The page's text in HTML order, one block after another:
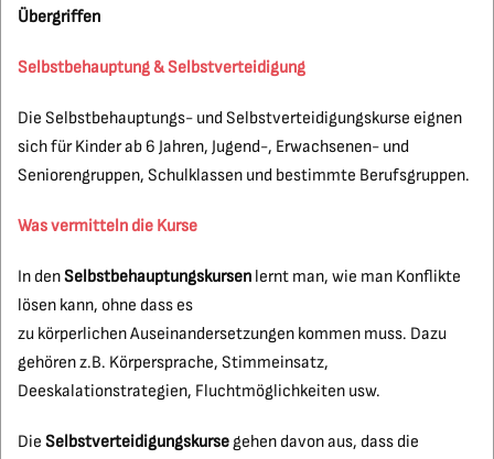
Übergriffen
Selbstbehauptung & Selbstverteidigung
Die Selbstbehauptungs- und Selbstverteidigungskurse eignen
sich für Kinder ab 6 Jahren, Jugend-, Erwachsenen- und
Seniorengruppen, Schulklassen und bestimmte Berufsgruppen.
Was vermitteln die Kurse
In denSelbstbehauptungskursen lernt man, wie man Konflikte
lösen kann, ohne dass es
zu körperlichen Auseinandersetzungen kommen muss. Dazu
gehören z.B. Körpersprache, Stimmeinsatz,
Deeskalationstrategien, Fluchtmöglichkeiten usw.
Die Selbstverteidigungskursegehen davon aus, dass die